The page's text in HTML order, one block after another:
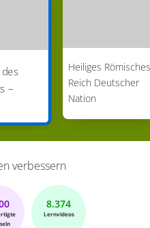
–
Heiliges Römisches
Reich Deutscher
Nation
verbessern
8.374
Lernvideos